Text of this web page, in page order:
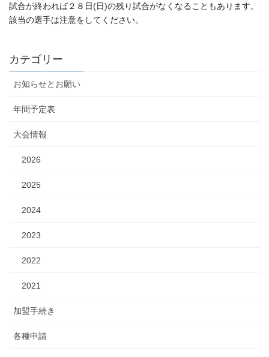
試合が終われば２８日(日)の残り試合がなくなることもあります。
該当の選手は注意をしてください。
カテゴリー
お知らせとお願い
年間予定表
大会情報
2026
2025
2024
2023
2022
2021
加盟手続き
各種申請